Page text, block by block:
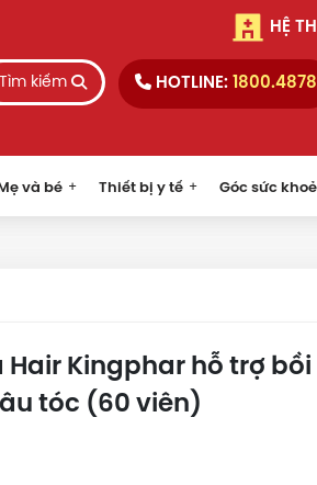
HỆ
Tìm kiếm HOTLINE: 1800.4878
Mẹ và bé Thiết bị y tế Góc sức khoẻ
Hair Kingphar hỗ trợ bồi
tóc (60 viên)